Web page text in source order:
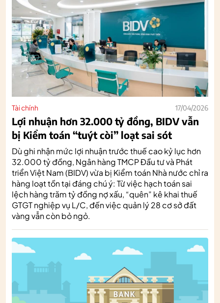
Tài chính 17/04/2026
Lợi nhuận hơn 32.000 tỷ đồng, BIDV vẫn
bị Kiểm toán “tuýt còi” loạt sai sót
Dù ghi nhận mức lợi nhuận trước thuế cao kỷ lục hơn
32.000 tỷ đồng, Ngân hàng TMCP Đầu tư và Phát
triển Việt Nam (BIDV) vừa bị Kiểm toán Nhà nước chỉ ra
hàng loạt tồn tại đáng chú ý: Từ việc hạch toán sai
lệch hàng trăm tỷ đồng nợ xấu, “quên” kê khai thuế
GTGT nghiệp vụ L/C, đến việc quản lý 28 cơ sở đất
vàng vẫn còn bỏ ngỏ.